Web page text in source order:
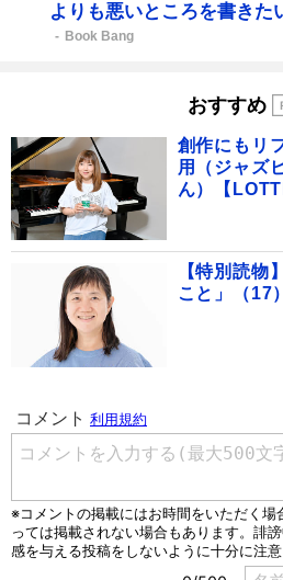
よりも悪いところを書きた
Book Bang
おすすめ
創作にもリ
用（ジャズ
ん）【
【特別読物
こと」（